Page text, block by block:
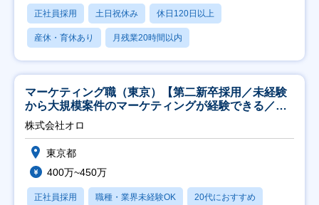
正社員採用 土日祝休み 休日120日以上
産休・育休あり 月残業20時間以内
マーケティング職（東京）【第二新卒採用／未経験
から大規模案件のマーケティングが経験できる／研
修充実】
株式会社オロ
東京都
400万~450万
正社員採用 職種・業界未経験OK 20代におすすめ